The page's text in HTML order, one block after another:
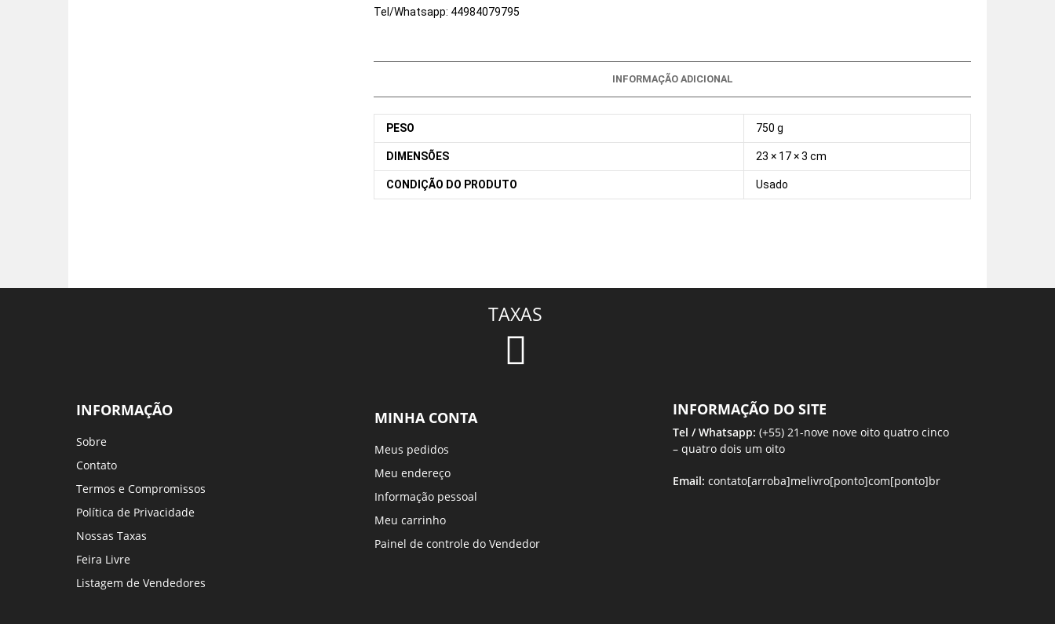
Tel/Whatsapp: 44984079795
INFORMAÇÃO ADICIONAL
PESO 750 g
DIMENSÕES 23 × 17 × 3 cm
CONDIÇÃO DO PRODUTO Usado
INFORMAÇÃO
Sobre
Contato
Termos e Compromissos
Política de Privacidade
Nossas Taxas
Feira Livre
Listagem de Vendedores
TAXAS
MINHA CONTA
Meus pedidos
Meu endereço
Informação pessoal
Meu carrinho
Painel de controle do Vendedor
INFORMAÇÃO DO SITE
Tel / Whatsapp: (+55) 21-nove nove oito quatro cinco
– quatro dois um oito
Email: contato[arroba]melivro[ponto]com[ponto]br